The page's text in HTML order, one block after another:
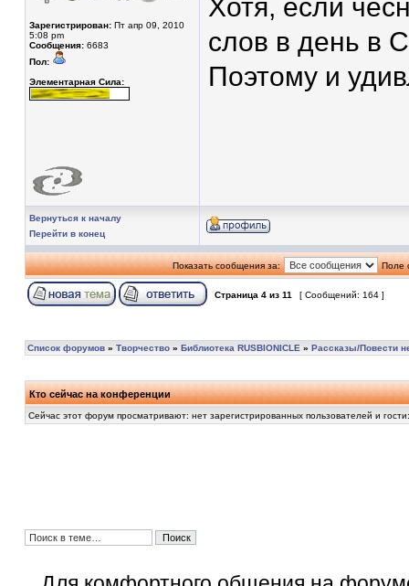
Зарегистрирован: Пт апр 09, 2010
5:08 pm
Сообщения: 6683
Пол:
Элементарная Сила:
Хотя, если
слов в день
Поэтому и
Вернуться к началу
Перейти в конец
Показать сообщения за: Поле
Страница 4 из 11 [ Сообщений: 164 ]
Список форумов » Творчество » Библиотека RUSBIONICLE » Рассказы/Повести
Кто сейчас на конференции
Сейчас этот форум просматривают: нет зарегистрированных пользователей и